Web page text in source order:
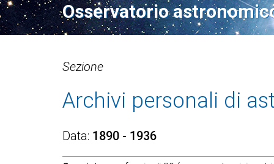
Osservatorio
Sezione
Archivi personali di
Data 1890 - 1936